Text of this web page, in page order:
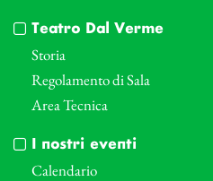
Teatro Dal Verme
Storia
Regolamento di Sala
Area Tecnica
I nostri eventi
Calendario